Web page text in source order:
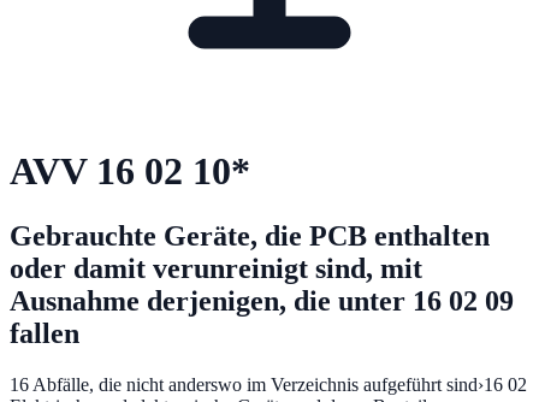
AVV 16 02 10*
Gebrauchte Geräte, die PCB enthalten
oder damit verunreinigt sind, mit
Ausnahme derjenigen, die unter 16 02 09
fallen
16 Abfälle, die nicht anderswo im Verzeichnis aufgeführt sind›16 02